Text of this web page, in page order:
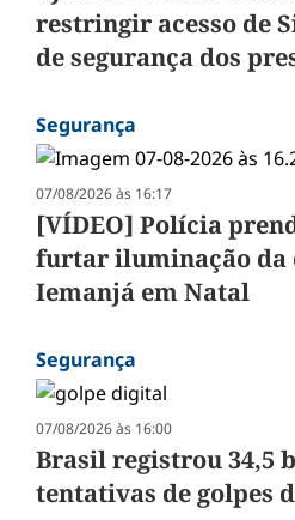
restringir acesso de
de segurança dos
Segurança
07/08/2026 às 16:17
[VÍDEO] Polícia
furtar iluminação da
Iemanjá em Natal
Segurança
07/08/2026 às 16:00
Brasil registrou 34,5
tentativas de golpes